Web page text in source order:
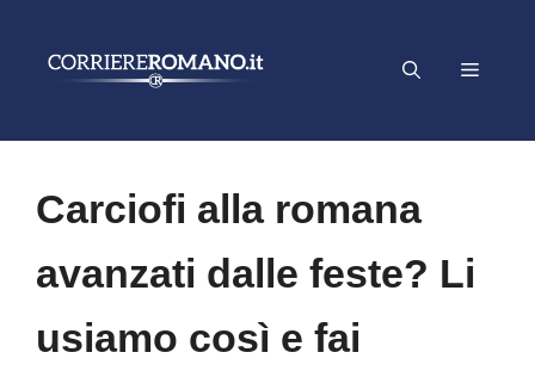
Menu
Carciofi alla romana
avanzati dalle feste? Li
usiamo così e fai